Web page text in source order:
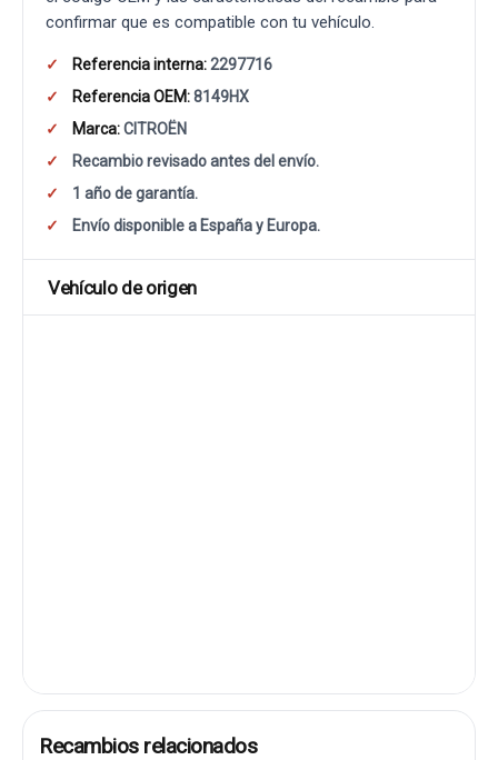
confirmar que es compatible con tu vehículo.
Referencia interna:2297716
Referencia OEM:8149HX
Marca:CITROËN
Recambio revisado antes del envío.
1 año de garantía.
Envío disponible a España y Europa.
Vehículo de origen
Recambios relacionados